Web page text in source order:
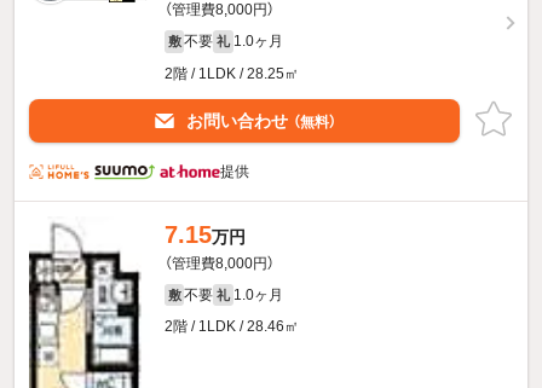
（管理費8,000円）
敷 不要 礼 1.0ヶ月
2階 / 1LDK / 28.25㎡
お問い合わせ （無料）
提供
7.15万円
（管理費8,000円）
敷 不要 礼 1.0ヶ月
2階 / 1LDK / 28.46㎡